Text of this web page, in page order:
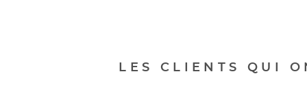
LES CLIENTS QUI